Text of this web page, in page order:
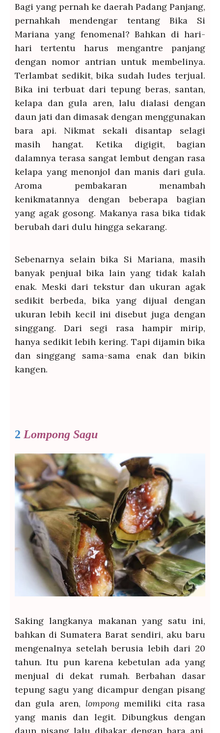
Bagi yang pernah ke daerah Padang Panjang,
pernahkah mendengar tentang Bika Si
Mariana yang fenomenal? Bahkan di hari-
hari tertentu harus mengantre panjang
dengan nomor antrian untuk membelinya.
Terlambat sedikit, bika sudah ludes terjual.
Bika ini terbuat dari tepung beras, santan,
kelapa dan gula aren, lalu dialasi dengan
daun jati dan dimasak dengan menggunakan
bara api. Nikmat sekali disantap selagi
masih hangat. Ketika digigit, bagian
dalamnya terasa sangat lembut dengan rasa
kelapa yang menonjol dan manis dari gula.
Aroma pembakaran menambah
kenikmatannya dengan beberapa bagian
yang agak gosong. Makanya rasa bika tidak
berubah dari dulu hingga sekarang.
Sebenarnya selain bika Si Mariana, masih
banyak penjual bika lain yang tidak kalah
enak. Meski dari tekstur dan ukuran agak
sedikit berbeda, bika yang dijual dengan
ukuran lebih kecil ini disebut juga dengan
singgang. Dari segi rasa hampir mirip,
hanya sedikit lebih kering. Tapi dijamin bika
dan singgang sama-sama enak dan bikin
kangen.
2 Lompong Sagu
Saking langkanya makanan yang satu ini,
bahkan di Sumatera Barat sendiri, aku baru
mengenalnya setelah berusia lebih dari 20
tahun. Itu pun karena kebetulan ada yang
menjual di dekat rumah. Berbahan dasar
tepung sagu yang dicampur dengan pisang
dan gula aren, lompongmemiliki cita rasa
yang manis dan legit. Dibungkus dengan
daun pisang lalu dibakar dengan bara api.